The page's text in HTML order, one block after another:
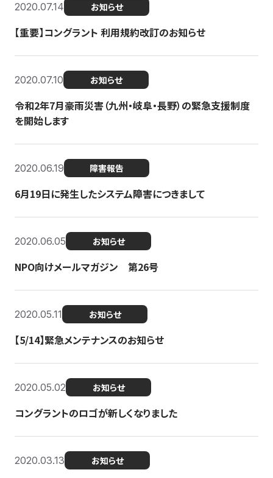
2020.07.14 お知らせ
【重要】コングラント 利用規約改訂のお知らせ
2020.07.10 お知らせ
令和2年7月豪雨災害（九州・岐阜・長野）の緊急支援制度
を開始します
2020.06.19 障害報告
6月19日に発生したシステム障害につきまして
2020.06.05 お知らせ
NPO向けメールマガジン 第26号
2020.05.11 お知らせ
【5/14】緊急メンテナンスのお知らせ
2020.05.02 お知らせ
コングラントのロゴが新しくなりました
2020.03.13 お知らせ